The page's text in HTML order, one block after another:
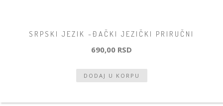
SRPSKI JEZIK -ĐAČKI JEZIČKI PRIRUČNI
690,00 RSD